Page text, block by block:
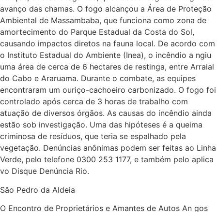
avanço das chamas. O fogo alcançou a Área de Proteção
Ambiental de Massambaba, que funciona como zona de
amortecimento do Parque Estadual da Costa do Sol,
causando impactos diretos na fauna local. De acordo com
o Instituto Estadual do Ambiente (Inea), o incêndio a ngiu
uma área de cerca de 6 hectares de restinga, entre Arraial
do Cabo e Araruama. Durante o combate, as equipes
encontraram um ouriço-cachoeiro carbonizado. O fogo foi
controlado após cerca de 3 horas de trabalho com
atuação de diversos órgãos. As causas do incêndio ainda
estão sob investigação. Uma das hipóteses é a queima
criminosa de resíduos, que teria se espalhado pela
vegetação. Denúncias anônimas podem ser feitas ao Linha
Verde, pelo telefone 0300 253 1177, e também pelo aplica
vo Disque Denúncia Rio.
São Pedro da Aldeia
O Encontro de Proprietários e Amantes de Autos An gos